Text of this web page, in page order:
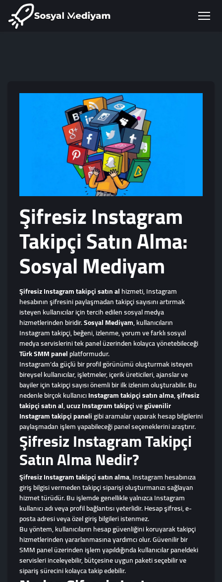
Şifresiz Instagram
Takipçi Satın Alma:
Sosyal Mediyam
Şifresiz Instagram takipçi satın alhizmeti, Instagram
hesabının şifresini paylaşmadan takipçi sayısını artırmak
isteyen kullanıcılar için tercih edilen sosyal medya
hizmetlerinden biridir.Sosyal Mediyam, kullanıcıların
Instagram takipçi, beğeni, izlenme, yorum ve farklı sosyal
medya servislerini tek panel üzerinden kolayca yönetebileceği
Türk SMM panelplatformudur.
Instagram’da güçlü bir profil görünümü oluşturmak isteyen
bireysel kullanıcılar, işletmeler, içerik üreticileri, ajanslar ve
bayiler için takipçi sayısı önemli bir ilk izlenim oluşturabilir. Bu
nedenle birçok kullanıcıInstagram takipçi satın alma,şifresiz
takipçi satın al,ucuz Instagram takipçivegüvenilir
Instagram takipçi paneligibi aramalar yaparak hesap bilgilerini
paylaşmadan işlem yapabileceği panel seçeneklerini araştırır.
Şifresiz Instagram Takipçi
Satın Alma Nedir?
Şifresiz Instagram takipçi satın alma, Instagram hesabınıza
giriş bilgisi vermeden takipçi siparişi oluşturmanızı sağlayan
hizmet türüdür. Bu işlemde genellikle yalnızca Instagram
kullanıcı adı veya profil bağlantısı yeterlidir. Hesap şifresi, e-
posta adresi veya özel giriş bilgileri istenmez.
Bu yöntem, kullanıcıların hesap güvenliğini koruyarak takipçi
hizmetlerinden yararlanmasına yardımcı olur. Güvenilir bir
SMM panel üzerinden işlem yapıldığında kullanıcılar paneldeki
servisleri inceleyebilir, bütçesine uygun paketi seçebilir ve
sipariş sürecini kolayca takip edebilir.